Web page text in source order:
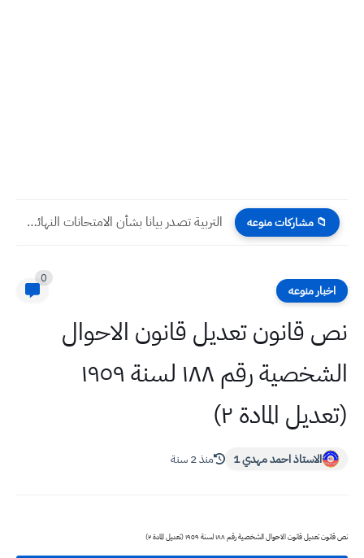
📁 مشاركات منوعه التربية تصدر بيانا بشأن الامتحانات النهائية للصف السادس الابتدائي
اخبار منوعه
0
نص قانون تعديل قانون الاحوال
الشخصية رقم ١٨٨ لسنة ١٩٥٩
(تعديل المادة ٢)
الاستاذ احمد مهدي 1 منذ 2 سنة
نص قانون تعديل قانون الاحوال الشخصية رقم ١٨٨ لسنة ١٩٥٩ (تعديل المادة ٢)